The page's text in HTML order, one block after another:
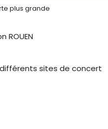
plus grande
ROUEN
différents sites de concert